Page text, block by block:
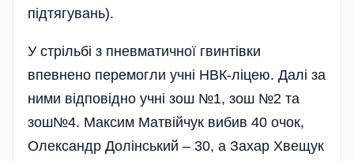
підтягувань).
У стрільбі з пневматичної гвинтівки
впевнено перемогли учні НВК-ліцею. Далі за
ними відповідно учні зош №1, зош №2 та
зош№4. Максим Матвійчук вибив 40 очок,
Олександр Долінський – 30, а Захар Хвещук